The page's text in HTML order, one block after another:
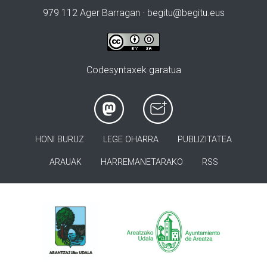
979 112 Ager Barragan · begitu@begitu.eus
Codesyntaxek garatua
HONI BURUZ LEGE OHARRA PUBLIZITATEA
ARAUAK HARREMANETARAKO RSS